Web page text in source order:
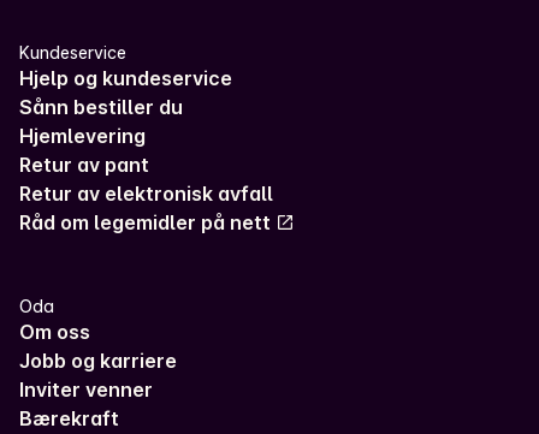
Kundeservice
Hjelp og kundeservice
Sånn bestiller du
Hjemlevering
Retur av pant
Retur av elektronisk avfall
Råd om legemidler på nett
Oda
Om oss
Jobb og karriere
Inviter venner
Bærekraft